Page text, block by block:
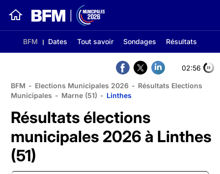
BFM Dates Tout savoir Sondages Résultats
02:56
BFM - Elections Municipales 2026 - Résultats Elections
Municipales - Marne (51) - Linthes
Résultats élections
municipales 2026 à Linthes
(51)